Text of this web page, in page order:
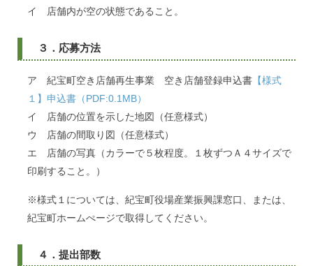
イ 店舗内が空の状態であること。
３．応募方法
ア 紀宝町空き店舗再生事業 空き店舗登録申込書 【様式
１】申込書（PDF:0.1MB）
イ 店舗の位置を示した地図（任意様式）
ウ 店舗の間取り図（任意様式）
エ 店舗の写真（カラーで５枚程度。１枚ずつＡ４サイズで
印刷すること。）
※様式１については、紀宝町役場産業振興課窓口、または、
紀宝町ホームぺージで取得してください。
４．提出部数